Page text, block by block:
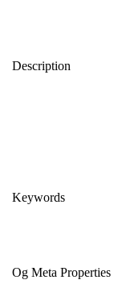
Description
Keywords
Og Meta Properties